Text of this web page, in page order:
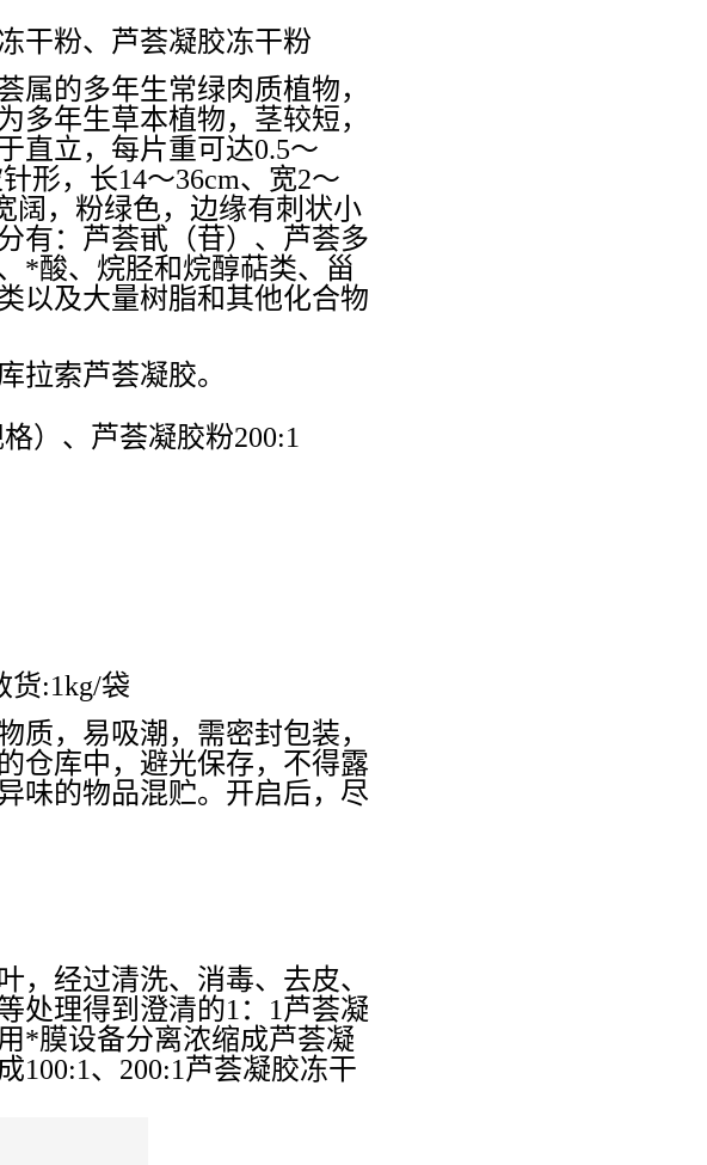
干粉、芦荟凝胶冻干粉
属的多年生常绿肉质植物，
多年生草本植物，茎较短，
直立，每片重可达0.5～
形，长14～36cm、宽2～
阔，粉绿色，边缘有刺状小
有：芦荟甙（苷）、芦荟多
*酸、烷胫和烷醇萜类、甾
以及大量树脂和其他化合物
拉索芦荟凝胶。
）、芦荟凝胶粉200:1
货:1kg/袋
质，易吸潮，需密封包装，
仓库中，避光保存，不得露
味的物品混贮。开启后，尽
，经过清洗、消毒、去皮、
处理得到澄清的1：1芦荟凝
*膜设备分离浓缩成芦荟凝
100:1、200:1芦荟凝胶冻干